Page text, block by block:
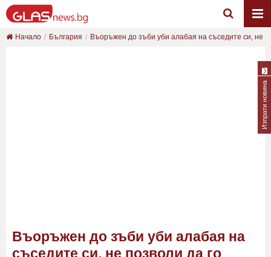
Начало България Въоръжен до зъби уби алабая на съседите си, не ...
Въоръжен до зъби уби алабая на
съседите си, не позволи да го
Изпрати новина